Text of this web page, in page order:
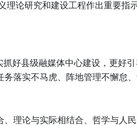
理论研究和建设工程作出重要指
好县级融媒体中心建设，更好
务落实不马虎、阵地管理不懈
理论与实际相结合、哲学与人